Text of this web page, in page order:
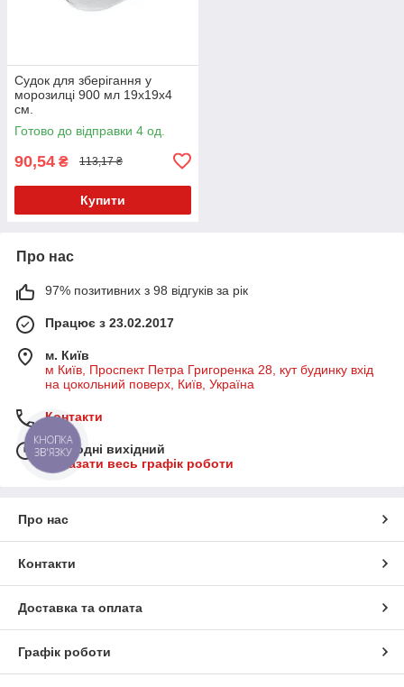
Судок для зберігання у
морозилці 900 мл 19х19х4
см.
Готово до відправки 4 од.
90,54 ₴ 113,17 ₴
Купити
Про нас
97% позитивних з 98 відгуків за рік
Працює з 23.02.2017
м. Київ
м Київ, Проспект Петра Григоренка 28, кут будинку вхід
на цокольний поверх, Київ, Україна
Контакти
Сьогодні вихідний
Показати весь графік роботи
Про нас
Контакти
Доставка та оплата
Графік роботи
КНОПКА
ЗВ'ЯЗКУ